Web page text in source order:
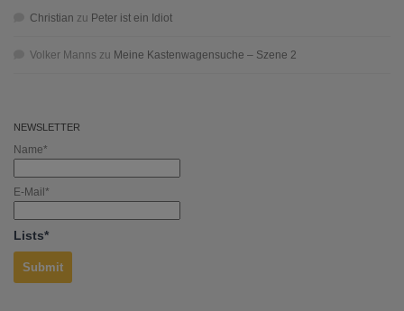
Christian zu Peter ist ein Idiot
Volker Manns zu Meine Kastenwagensuche – Szene 2
NEWSLETTER
Name*
E-Mail*
Lists*